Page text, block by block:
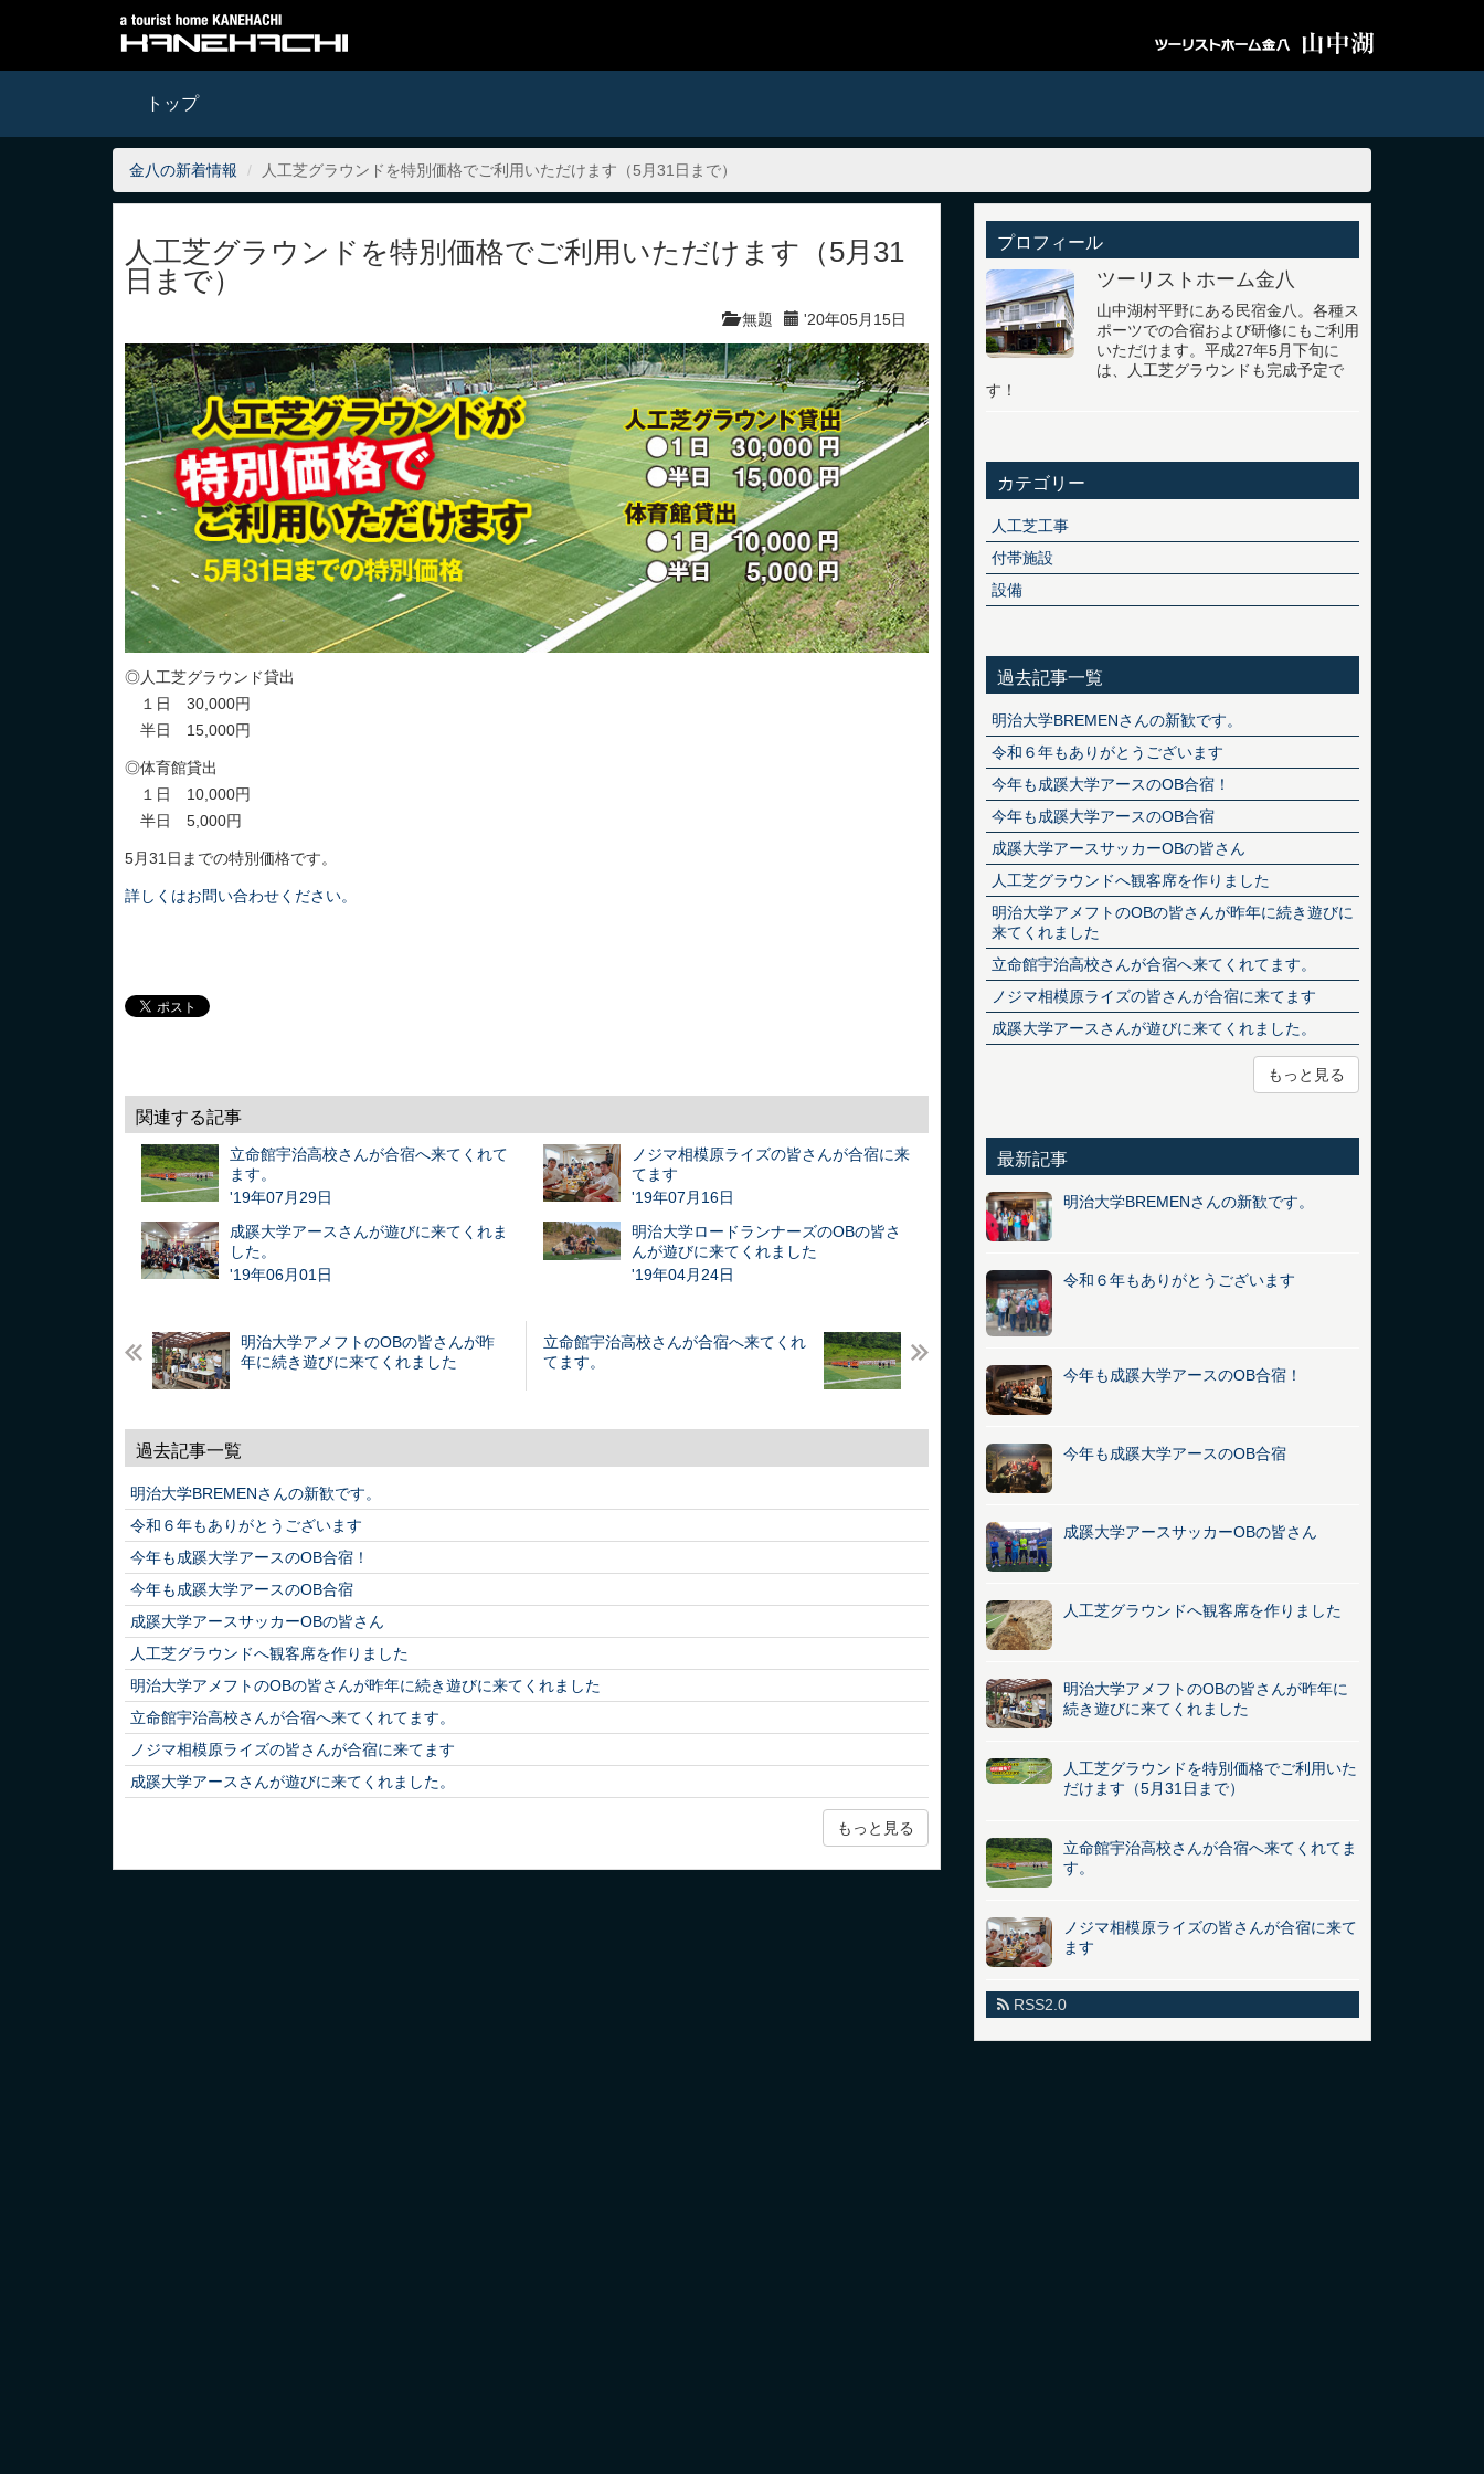
トップ
金八の新着情報 人工芝グラウンドを特別価格でご利用いただけます（5月31日まで）
人工芝グラウンドを特別価格でご利用いただけます（5月31
日まで）
'20年05月15日
無題
◎人工芝グラウンド貸出
１日 30,000円
半日 15,000円
◎体育館貸出
１日 10,000円
半日 5,000円
5月31日までの特別価格です。
詳しくはお問い合わせください。
関連する記事
立命館宇治高校さんが合宿へ来てくれて
ます。
'19年07月29日
ノジマ相模原ライズの皆さんが合宿に来
てます
'19年07月16日
成蹊大学アースさんが遊びに来てくれま
した。
'19年06月01日
明治大学ロードランナーズのOBの皆さ
んが遊びに来てくれました
'19年04月24日
明治大学アメフトのOBの皆さんが昨
年に続き遊びに来てくれました
立命館宇治高校さんが合宿へ来てくれ
てます。
過去記事一覧
明治大学BREMENさんの新歓です。
令和６年もありがとうございます
今年も成蹊大学アースのOB合宿！
今年も成蹊大学アースのOB合宿
成蹊大学アースサッカーOBの皆さん
人工芝グラウンドへ観客席を作りました
明治大学アメフトのOBの皆さんが昨年に続き遊びに来てくれました
立命館宇治高校さんが合宿へ来てくれてます。
ノジマ相模原ライズの皆さんが合宿に来てます
成蹊大学アースさんが遊びに来てくれました。
もっと見る
プロフィール
ツーリストホーム金八
山中湖村平野にある民宿金八。各種ス
ポーツでの合宿および研修にもご利用
いただけます。平成27年5月下旬に
は、人工芝グラウンドも完成予定で
す！
カテゴリー
人工芝工事
付帯施設
設備
過去記事一覧
明治大学BREMENさんの新歓です。
令和６年もありがとうございます
今年も成蹊大学アースのOB合宿！
今年も成蹊大学アースのOB合宿
成蹊大学アースサッカーOBの皆さん
人工芝グラウンドへ観客席を作りました
明治大学アメフトのOBの皆さんが昨年に続き遊びに
来てくれました
立命館宇治高校さんが合宿へ来てくれてます。
ノジマ相模原ライズの皆さんが合宿に来てます
成蹊大学アースさんが遊びに来てくれました。
もっと見る
最新記事
明治大学BREMENさんの新歓です。
令和６年もありがとうございます
今年も成蹊大学アースのOB合宿！
今年も成蹊大学アースのOB合宿
成蹊大学アースサッカーOBの皆さん
人工芝グラウンドへ観客席を作りました
明治大学アメフトのOBの皆さんが昨年に
続き遊びに来てくれました
人工芝グラウンドを特別価格でご利用いた
だけます（5月31日まで）
立命館宇治高校さんが合宿へ来てくれてま
す。
ノジマ相模原ライズの皆さんが合宿に来て
ます
RSS2.0